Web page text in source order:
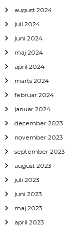
august 2024
juli 2024
juni 2024
maj 2024
april 2024
marts 2024
februar 2024
januar 2024
december 2023
november 2023
september 2023
august 2023
juli 2023
juni 2023
maj 2023
april 2023